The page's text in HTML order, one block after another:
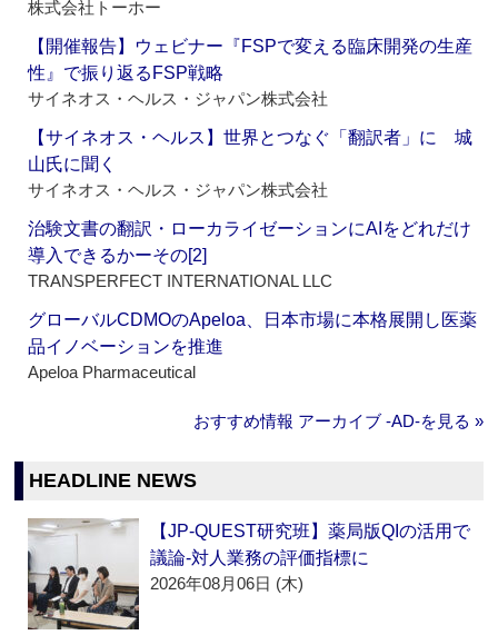
株式会社トーホー
【開催報告】ウェビナー『FSPで変える臨床開発の生産
性』で振り返るFSP戦略
サイネオス・ヘルス・ジャパン株式会社
【サイネオス・ヘルス】世界とつなぐ「翻訳者」に 城
山氏に聞く
サイネオス・ヘルス・ジャパン株式会社
治験文書の翻訳・ローカライゼーションにAIをどれだけ
導入できるかーその[2]
TRANSPERFECT INTERNATIONAL LLC
グローバルCDMOのApeloa、日本市場に本格展開し医薬
品イノベーションを推進
Apeloa Pharmaceutical
おすすめ情報 アーカイブ ‐AD‐を見る »
HEADLINE NEWS
【JP-QUEST研究班】薬局版QIの活用で
議論‐対人業務の評価指標に
2026年08月06日 (木)